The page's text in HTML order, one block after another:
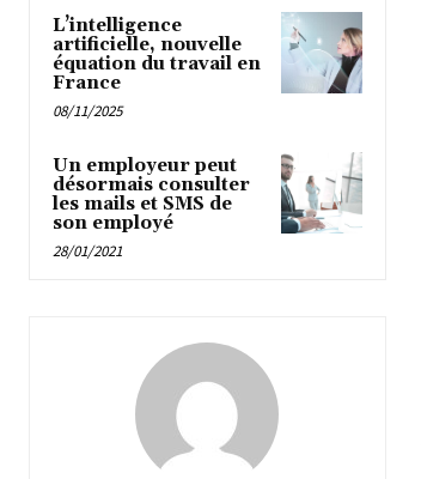
L’intelligence
artificielle, nouvelle
équation du travail en
France
08/11/2025
Un employeur peut
désormais consulter
les mails et SMS de
son employé
28/01/2021